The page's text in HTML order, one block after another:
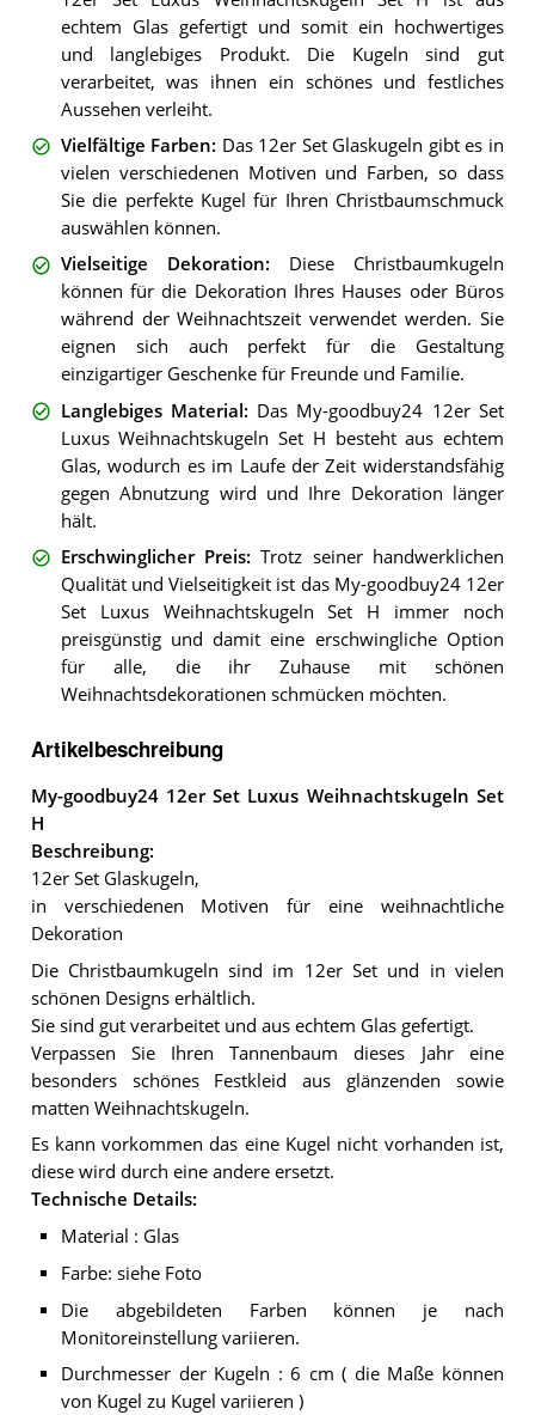
echtem Glas gefertigt und somit ein hochwertiges
und langlebiges Produkt. Die Kugeln sind gut
verarbeitet, was ihnen ein schönes und festliches
Aussehen verleiht.
Vielfältige Farben: Das 12er Set Glaskugeln gibt es in
vielen verschiedenen Motiven und Farben, so dass
Sie die perfekte Kugel für Ihren Christbaumschmuck
auswählen können.
Vielseitige Dekoration: Diese Christbaumkugeln
können für die Dekoration Ihres Hauses oder Büros
während der Weihnachtszeit verwendet werden. Sie
eignen sich auch perfekt für die Gestaltung
einzigartiger Geschenke für Freunde und Familie.
Langlebiges Material: Das My-goodbuy24 12er Set
Luxus Weihnachtskugeln Set H besteht aus echtem
Glas, wodurch es im Laufe der Zeit widerstandsfähig
gegen Abnutzung wird und Ihre Dekoration länger
hält.
Erschwinglicher Preis:Trotz seiner handwerklichen
Qualität und Vielseitigkeit ist das My-goodbuy24 12er
Set Luxus Weihnachtskugeln Set H immer noch
preisgünstig und damit eine erschwingliche Option
für alle, die ihr Zuhause mit schönen
Weihnachtsdekorationen schmücken möchten.
Artikelbeschreibung
My-goodbuy24 12er Set Luxus Weihnachtskugeln Set
H
Beschreibung:
12er Set Glaskugeln,
in verschiedenen Motiven für eine weihnachtliche
Dekoration
Die Christbaumkugeln sind im 12er Set und in vielen
schönen Designs erhältlich.
Sie sind gut verarbeitet und aus echtem Glas gefertigt.
Verpassen Sie Ihren Tannenbaum dieses Jahr eine
besonders schönes Festkleid aus glänzenden sowie
matten Weihnachtskugeln.
Es kann vorkommen das eine Kugel nicht vorhanden ist,
diese wird durch eine andere ersetzt.
Technische Details:
Material : Glas
Farbe: siehe Foto
Die abgebildeten Farben können je nach
Monitoreinstellung variieren.
Durchmesser der Kugeln : 6 cm ( die Maße können
von Kugel zu Kugel variieren )